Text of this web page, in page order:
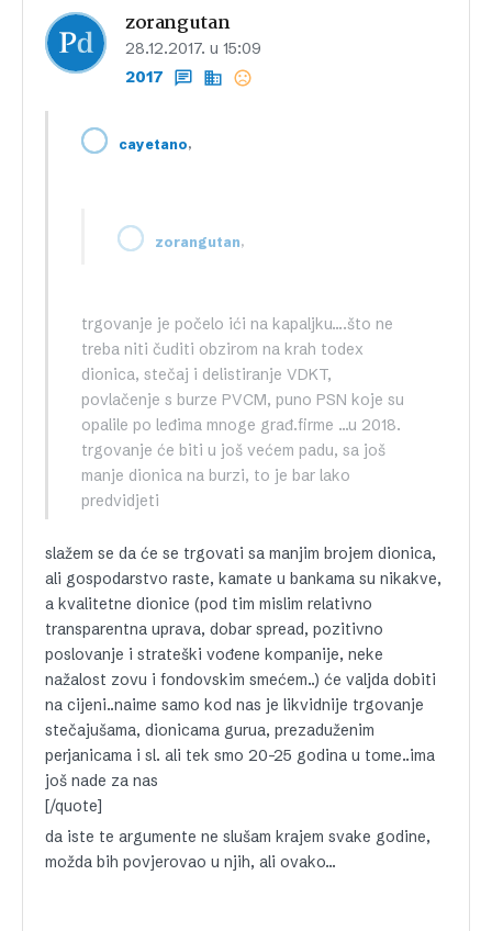
zorangutan
28.12.2017. u 15:09
2017
cayetano,
zorangutan,
trgovanje je počelo ići na kapaljku….što ne
treba niti čuditi obzirom na krah todex
dionica, stečaj i delistiranje VDKT,
povlačenje s burze PVCM, puno PSN koje su
opalile po leđima mnoge građ.firme …u 2018.
trgovanje će biti u još većem padu, sa još
manje dionica na burzi, to je bar lako
predvidjeti
slažem se da će se trgovati sa manjim brojem dionica,
ali gospodarstvo raste, kamate u bankama su nikakve,
a kvalitetne dionice (pod tim mislim relativno
transparentna uprava, dobar spread, pozitivno
poslovanje i strateški vođene kompanije, neke
nažalost zovu i fondovskim smećem..) će valjda dobiti
na cijeni..naime samo kod nas je likvidnije trgovanje
stečajušama, dionicama gurua, prezaduženim
perjanicama i sl. ali tek smo 20-25 godina u tome..ima
još nade za nas
[/quote]
da iste te argumente ne slušam krajem svake godine,
možda bih povjerovao u njih, ali ovako…